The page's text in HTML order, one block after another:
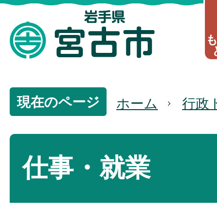
現在のページ ホーム 行政
仕事・就業